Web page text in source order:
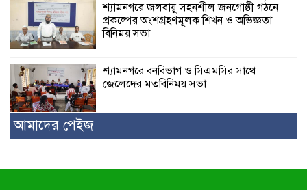
শ্যামনগরে জলবায়ু সহনশীল জনগোষ্ঠী গঠনে
প্রকল্পের অংশগ্রহণমূলক শিখন ও অভিজ্ঞতা
বিনিময় সভা
শ্যামনগরে বনবিভাগ ও সিএমসির সাথে
জেলেদের মতবিনিময় সভা
আমাদের পেইজ